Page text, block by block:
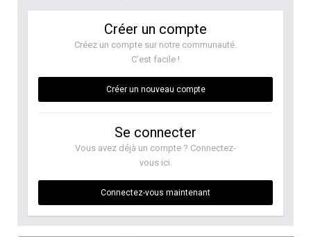
Créer un compte
Créez un compte sur notre communauté.
C’est facile !
Créer un nouveau compte
Se connecter
Vous avez déjà un compte ? Connectez-
vous ici.
Connectez-vous maintenant